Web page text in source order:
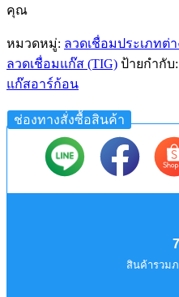
คุณ
หมวดหมู่: ลวดเชื่อมประเภทต่า
ลวดเชื่อมแก๊ส (TIG) ป้ายกำกับ:
แก๊สอาร์ก้อน
ช่องทางสั่งซื้อสินค้า
สินค้ารวม